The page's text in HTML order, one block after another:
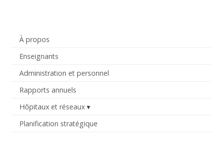
À propos
Enseignants
Administration et personnel
Rapports annuels
Hôpitaux et réseaux
Planification stratégique